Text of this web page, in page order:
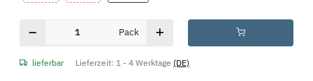
Pack
lieferbar Lieferzeit: 1 - 4 Werktage (DE)